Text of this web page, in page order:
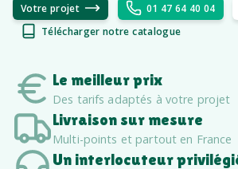
Votre projet 01 47 64 40 04
Télécharger notre catalogue
Le meilleur prix
Des tarifs adaptés à votre projet
Livraison sur mesure
Multi-points et partout en France
Un interlocuteur